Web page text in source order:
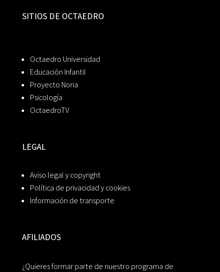
SITIOS DE OCTAEDRO
Octaedro Universidad
Educación Infantil
Proyecto Noria
Psicología
OctaedroTV
LEGAL
Aviso legal y copyright
Política de privacidad y cookies
Información de transporte
AFILIADOS
¿Quieres formar parte de nuestro programa de